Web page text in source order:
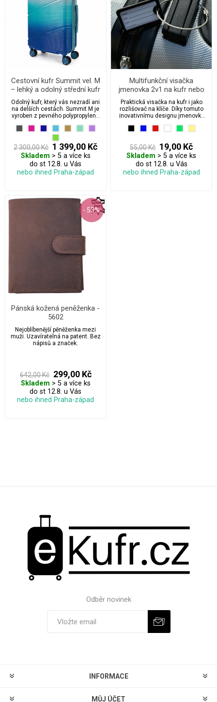
Cestovní kufr Summit vel. M
– lehký a odolný střední kufr
70 l s integrovaným
zámkem
Odolný kufr, který vás nezradí ani
na delších cestách. Summit M je
vyroben z pevného polypropylenu
proti prasknutí. Díky objemu 70
litrů nabízí dostatek prostoru na
dovolenou, pracovní cestu i delší
pobyt. O bezpečné uložení věcí se
stará zabudovaný integrovaný
zámek. Moderní ombré design z
něj dělá stylového parťáka na
2 300,00 Kč 1 399,00 Kč
Skladem > 5 a více ks
do st 12.8. u Vás
nebo ihned Praha-západ
Multifunkční visačka
jmenovka 2v1 na kufr nebo
klíče
Praktická visačka na kufr i jako
rozlišovač na klíče. Díky tomuto
inovativnímu designu jmenovky
55,00 Kč 19,00 Kč
Skladem > 5 a více ks
do st 12.8. u Vás
nebo ihned Praha-západ
- 53%
Pánská kožená peněženka -
5602
Nejoblíbenější pěněženka mezi
muži. Uzavíratelná na patent. Bez
nápisů a značek.
642,00 Kč 299,00 Kč
Skladem > 5 a více ks
do st 12.8. u Vás
nebo ihned Praha-západ
Odběr novinek
INFORMACE
MŮJ ÚČET